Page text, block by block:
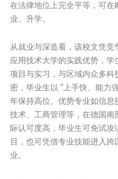
在法律地位上完全平等，可
业、升学。
从就业与深造看，该校文凭
应用技术大学的实践优势，
项目与实习，与区域内众多
密，毕业生以 “上手快、能力
年保持高位。优势专业如信
技术、工商管理等，在德国
际认可度高，毕业生可免试
目，也可凭借专业技能进入
业。